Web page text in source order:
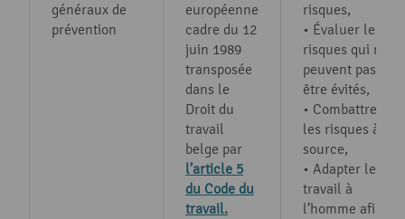
généraux de
prévention
européenne
cadre du 12
juin 1989
transposée
dans le
Droit du
travail
belge par
l’article 5
du Code du
travail.
risques,
• Évaluer les
risques qui ne
peuvent pas
être évités,
• Combattre
les risques à la
source,
• Adapter le
travail à
l’homme afin